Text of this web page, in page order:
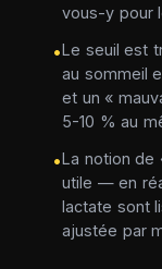
vous-y pour
•Le seuil est
au sommeil
et un «
5-10 % au
•La notion de
utile — en
lactate sont
ajustée par